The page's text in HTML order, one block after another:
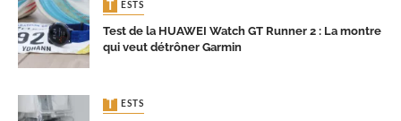
TESTS
Test de la HUAWEI Watch GT Runner 2 : La montre
qui veut détrôner Garmin
TESTS